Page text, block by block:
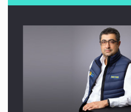
Ce nu stiu Directorii de HR despre